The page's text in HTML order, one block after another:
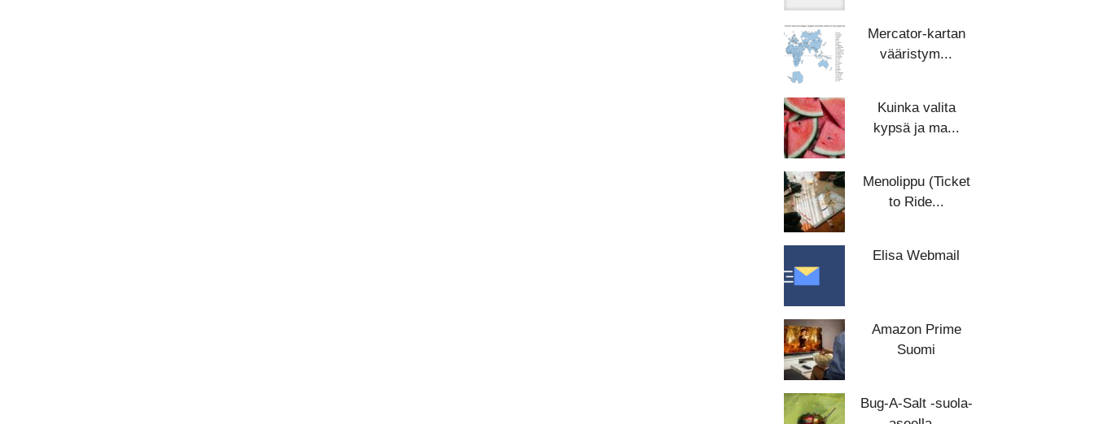
Mercator-kartan
vääristym...
Kuinka valita
kypsä ja ma...
Menolippu (Ticket
to Ride...
Elisa Webmail
Amazon Prime
Suomi
Bug-A-Salt -suola-